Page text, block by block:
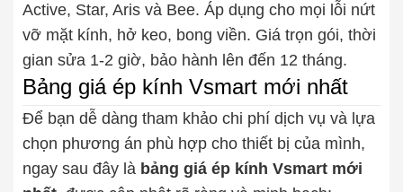
Thay mic Thay rung Thay main Unlock - Mở Khoá
Thay màn hình
Màn hình iPhone Màn hình Samsung Màn hình Oppo
Màn hình Xiaomi
Màn hình Vsmart Màn hình Google Pixel
Thay pin
Active, Star, Aris và Bee. Áp dụng cho mọi lỗi nứt
vỡ mặt kính, hở keo, bong viền. Giá trọn gói, thời
gian sửa 1-2 giờ, bảo hành lên đến 12 tháng.
Bảng giá ép kính Vsmart mới nhất
Để bạn dễ dàng tham khảo chi phí dịch vụ và lựa
chọn phương án phù hợp cho thiết bị của mình,
ngay sau đây là bảng giá ép kính Vsmart mới